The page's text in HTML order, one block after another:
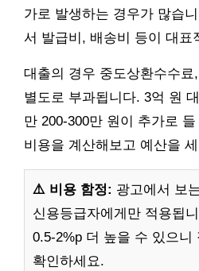
가로 발생하는 경우가 많습
서 발급비, 배송비 등이 대표
대출의 경우 중도상환수수료
별도로 부과됩니다. 3억 원
만 200-300만 원이 추가로
비용을 계산해보고 예산을
⚠️ 비용 함정: 광고에서 보
신용등급자에게만 적용됩
0.5-2%p 더 높을 수 있으니
확인하세요.